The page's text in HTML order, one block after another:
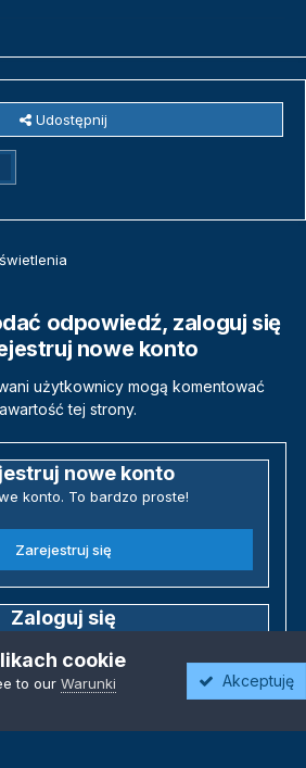
Udostępnij
odpowiedź, zaloguj się
nowe konto
użytkownicy mogą komentować
tej strony.
nowe konto
konto. To bardzo proste!
Zarejestruj się
Zaloguj się
Zaloguj się
cookie
to our Warunki
Akceptuję